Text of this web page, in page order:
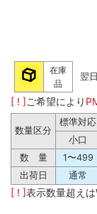
在庫
品
翌
[ ! ]ご希望により
数量区分
標準対応
小口
数 量
1〜499
出荷日
通常
[ ! ]表示数量超えは